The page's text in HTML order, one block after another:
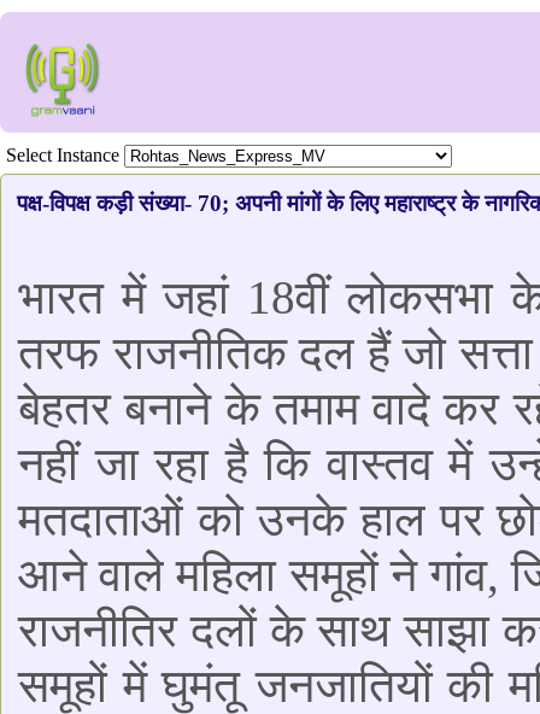
Select Instance
पक्ष-विपक्ष कड़ी संख्या- 70; अपनी मांगों के लिए महाराष्ट्र के
भारत में जहां 18वीं लोकसभा
तरफ राजनीतिक दल हैं जो
बेहतर बनाने के तमाम वादे कर
नहीं जा रहा है कि वास्तव में
मतदाताओं को उनके हाल पर
आने वाले महिला समूहों ने गांव,
राजनीतिर दलों के साथ साझा
समूहों में घुमंतू जनजातियों की